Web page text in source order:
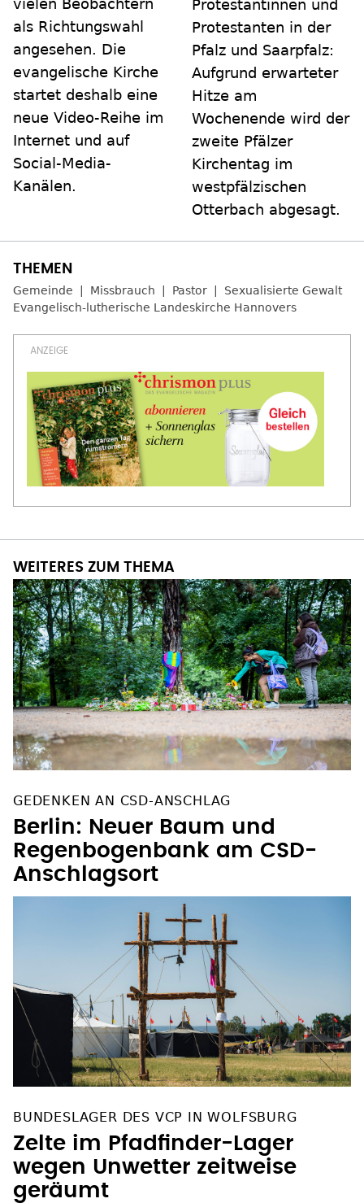
vielen Beobachtern
als Richtungswahl
angesehen. Die
evangelische Kirche
startet deshalb eine
neue Video-Reihe im
Internet und auf
Social-Media-
Kanälen.
Protestantinnen und
Protestanten in der
Pfalz und Saarpfalz:
Aufgrund erwarteter
Hitze am
Wochenende wird der
zweite Pfälzer
Kirchentag im
westpfälzischen
Otterbach abgesagt.
Gemeinde Missbrauch Pastor
Sexualisierte Gewalt
Evangelisch-lutherische Landeskirche Hannovers
WEITERES ZUM THEMA
GEDENKEN AN CSD-ANSCHLAG
Berlin: Neuer Baum und
Regenbogenbank am CSD-
Anschlagsort
BUNDESLAGER DES VCP IN WOLFSBURG
Zelte im Pfadfinder-Lager
wegen Unwetter zeitweise
geräumt